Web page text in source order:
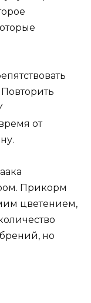
от
Прикорм
цветением,
но